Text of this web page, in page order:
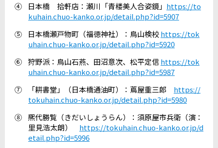
④
日本橋 拾軒店：瀬川「青楼美人合姿鏡」 https://to
kuhain.chuo-kanko.or.jp/detail.php?id=5907
⑤
日本橋瀬戸物町（福徳神社）：鳥山検校https://tok
uhain.chuo-kanko.or.jp/detail.php?id=5920
⑥ 狩野派：鳥山石燕、田沼意次、松平定信https://tok
uhain.chuo-kanko.or.jp/detail.php?id=5987
⑦
「耕書堂」（日本橋通油町）：蔦屋重三郎 https://
tokuhain.chuo-kanko.or.jp/detail.php?id=5980
⑧
熈代勝覧（きだいしょうらん）：須原屋市兵衛（演：
里見浩太朗） https://tokuhain.chuo-kanko.or.jp/d
etail.php?id=5996